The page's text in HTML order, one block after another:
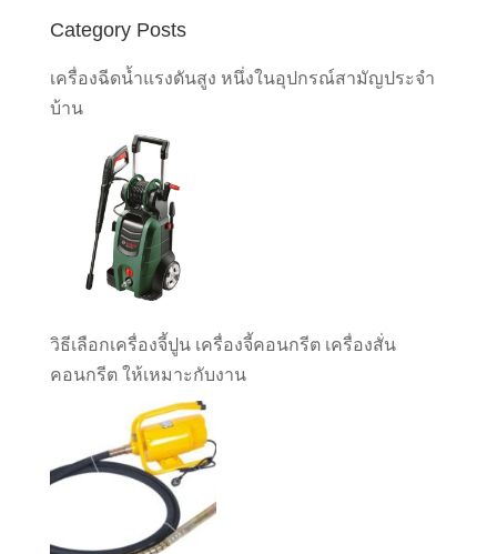
Category Posts
เครื่องฉีดน้ำแรงดันสูง หนึ่งในอุปกรณ์สามัญประจำ
บ้าน
วิธีเลือกเครื่องจี้ปูน เครื่องจี้คอนกรีต เครื่องสั่น
คอนกรีต ให้เหมาะกับงาน